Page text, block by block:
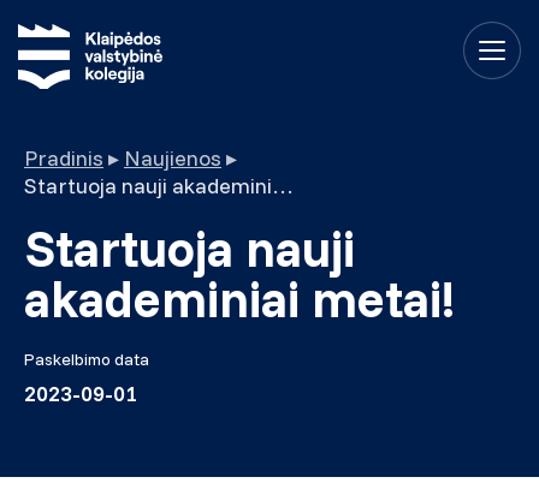
Pradinis ▸ Naujienos ▸
Startuoja nauji akademiniai metai!
Startuoja nauji
akademiniai metai!
Paskelbimo data
2023-09-01